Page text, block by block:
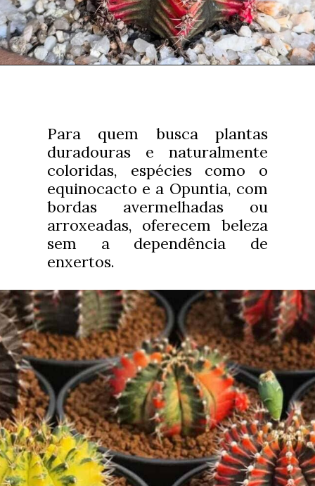
Para quem busca plantas
duradouras e naturalmente
coloridas, espécies como o
equinocacto e a Opuntia, com
bordas avermelhadas ou
arroxeadas, oferecem beleza
sem a dependência de
enxertos.